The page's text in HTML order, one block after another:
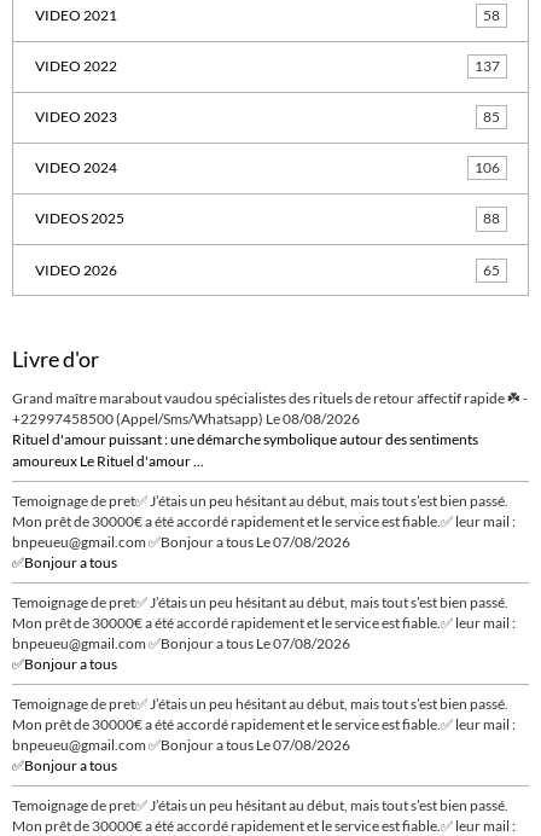
VIDEO 2021 58
VIDEO 2022 137
VIDEO 2023 85
VIDEO 2024 106
VIDEOS 2025 88
VIDEO 2026 65
Livre d'or
Grand maître marabout vaudou spécialistes des rituels de retour affectif rapide ☘️ -
+22997458500 (Appel/Sms/Whatsapp) Le 08/08/2026
Rituel d'amour puissant : une démarche symbolique autour des sentiments
amoureux Le Rituel d'amour ...
Temoignage de pret✅ J’étais un peu hésitant au début, mais tout s’est bien passé.
Mon prêt de 30000€ a été accordé rapidement et le service est fiable.✅ leur mail :
bnpeueu@gmail.com ✅Bonjour a tous Le 07/08/2026
✅Bonjour a tous
Temoignage de pret✅ J’étais un peu hésitant au début, mais tout s’est bien passé.
Mon prêt de 30000€ a été accordé rapidement et le service est fiable.✅ leur mail :
bnpeueu@gmail.com ✅Bonjour a tous Le 07/08/2026
✅Bonjour a tous
Temoignage de pret✅ J’étais un peu hésitant au début, mais tout s’est bien passé.
Mon prêt de 30000€ a été accordé rapidement et le service est fiable.✅ leur mail :
bnpeueu@gmail.com ✅Bonjour a tous Le 07/08/2026
✅Bonjour a tous
Temoignage de pret✅ J’étais un peu hésitant au début, mais tout s’est bien passé.
Mon prêt de 30000€ a été accordé rapidement et le service est fiable.✅ leur mail :